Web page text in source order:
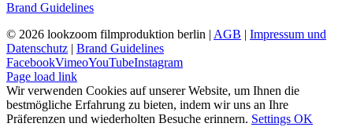
Brand Guidelines
© 2026 lookzoom filmproduktion berlin | AGB | Impressum und
Datenschutz | Brand Guidelines
FacebookVimeoYouTubeInstagram
Page load link
Wir verwenden Cookies auf unserer Website, um Ihnen die
bestmögliche Erfahrung zu bieten, indem wir uns an Ihre
Präferenzen und wiederholten Besuche erinnern. Settings OK